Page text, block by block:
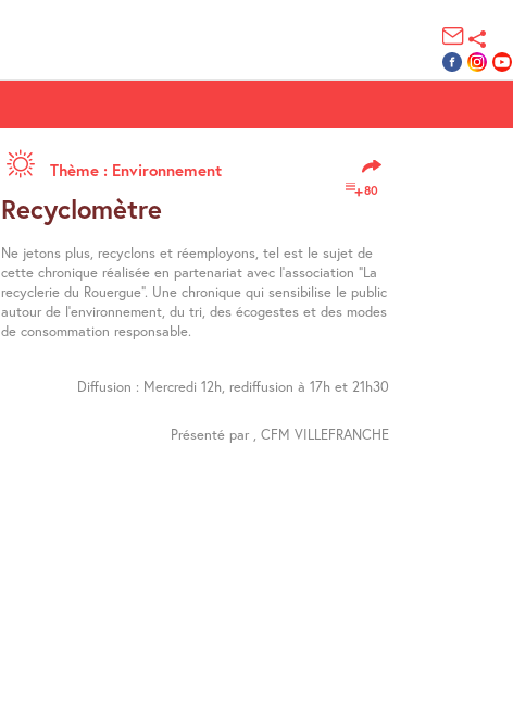
Thème : Environnement
80
Recyclomètre
Ne jetons plus, recyclons et réemployons, tel est le sujet de
cette chronique réalisée en partenariat avec l’association "La
recyclerie du Rouergue". Une chronique qui sensibilise le public
autour de l’environnement, du tri, des écogestes et des modes
de consommation responsable.
Diffusion : Mercredi 12h, rediffusion à 17h et 21h30
Présenté par , CFM VILLEFRANCHE